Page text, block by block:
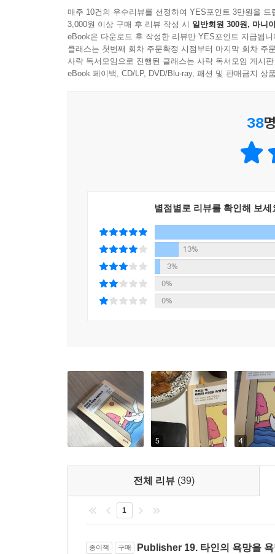
가 얼마나 ‘나’다운 모습으로 살아가고 성장하며,
---「나가는 글 | 우리는 조금 더 행복해야 한다」중에서
만성적인 사회적 고통에 시달리는 우리에게
인류학이 보내는 치유의 메시지
남에게 잘 보이려는 욕망은 특정 목표를 성취하
사회의 압박에 의해 주입된 것이라면 이는 삶을
역할’에서부터 ‘정상가족’, ‘가족주의 문화’, ‘
현재 한국 사회는 끊임없는 혼란과 갈등을 거
지향적 삶에 대한 사회문화적 고찰을 통해 모두가
사회적 고통을 치유하는 일은 한 사람을 치유하
점점 더 감당할 수 없는 문제에 봉착하게 될 것
자신의 ‘나다움’을 찾아 살아나갈 수 있도록 관
1부에서는 우리 ‘몸’을 둘러싼 타인의 시선과 인
필요성을 부추긴다. 이는 신체에 대한 억압이자
진단하고, 몸에 대한 시선이 자유로워질 때 진정
한국 사회에 미친 영향을 파악한다. 이를 통해 한
개인의 삶을 지배하는 한국 사회의 모습을 진단
무엇인지 살펴본다.
매주 10건의 우수리뷰를 선정하여 YES포인트 3만원을 드
3,000원 이상 구매 후 리뷰 작성 시 일반회원 300원, 마니
eBook은 다운로드 후 작성한 리뷰만 YES포인트 지급됩니
클래스는 첫번째 회차 주문확정 시점부터 마지막 회차 주
사락 독서모임으로 진행된 클래스는 사락 독서모임 게시
eBook 페이백, CD/LP, DVD/Blu-ray, 패션 및 판매금지 상
38
별점별로 리뷰를 확인해 보세
13%
3%
0%
0%
5 4
전체 리뷰 (39)
1
종이책 구매 Publisher 19. 타인의 욕망을